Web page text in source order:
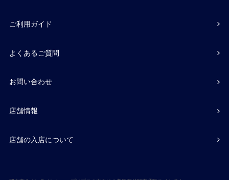
ご利用ガイド
よくあるご質問
お問い合わせ
店舗情報
店舗の入店について